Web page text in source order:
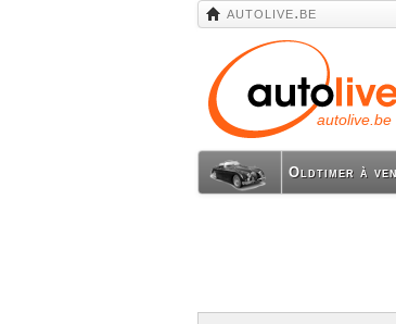
autolive.be
autolive.be
Oldtimer à